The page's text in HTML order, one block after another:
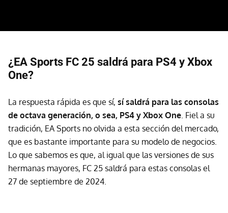
¿EA Sports FC 25 saldrá para PS4 y Xbox
One?
La respuesta rápida es que sí, sí saldrá para las consolas
de octava generación, o sea, PS4 y Xbox One. Fiel a su
tradición, EA Sports no olvida a esta sección del mercado,
que es bastante importante para su modelo de negocios.
Lo que sabemos es que, al igual que las versiones de sus
hermanas mayores, FC 25 saldrá para estas consolas el
27 de septiembre de 2024.